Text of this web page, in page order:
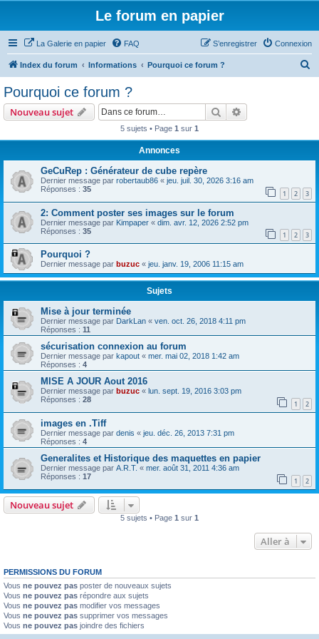
Le forum en papier
La Galerie en papier FAQ Connexion
S’enregistrer
Index du forum Informations Pourquoi ce forum ?
e
Pourquoi ce forum ?
Nouveau sujet Rechercher
5 sujets • Page 1 sur 1
Annonces
GeCuRep : Générateur de cube repère
Dernier message par robertaub86 « jeu. juil. 30, 2026 3:16 am
Réponses : 35 1 2 3
2: Comment poster ses images sur le forum
Dernier message par Kimpaper « dim. avr. 12, 2026 2:52 pm
Réponses : 35 1 2 3
Pourquoi ?
Dernier message par buzuc « jeu. janv. 19, 2006 11:15 am
Sujets
Mise à jour terminée
Dernier message par DarkLan « ven. oct. 26, 2018 4:11 pm
Réponses : 11
sécurisation connexion au forum
Dernier message par kapout « mer. mai 02, 2018 1:42 am
Réponses : 4
MISE A JOUR Aout 2016
Dernier message par buzuc « lun. sept. 19, 2016 3:03 pm
Réponses : 28 1 2
images en .Tiff
Dernier message par denis « jeu. déc. 26, 2013 7:31 pm
Réponses : 4
Generalites et Historique des maquettes en papier
Dernier message par A.R.T. « mer. août 31, 2011 4:36 am
Réponses : 17 1 2
Nouveau sujet
5 sujets • Page 1 sur 1
Aller à
PERMISSIONS DU FORUM
Vous ne pouvez pas poster de nouveaux sujets
Vous ne pouvez pas répondre aux sujets
Vous ne pouvez pas modifier vos messages
Vous ne pouvez pas supprimer vos messages
Vous ne pouvez pas joindre des fichiers